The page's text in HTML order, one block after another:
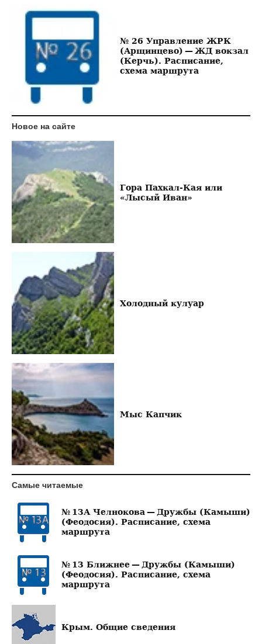
№ 26 Управление ЖРК
(Арщинцево) — ЖД вокзал
(Керчь). Расписание,
схема маршрута
Новое на сайте
Гора Пахкал-Кая или
«Лысый Иван»
Холодный кулуар
Мыс Капчик
Самые читаемые
№ 13А Челнокова — Дружбы (Камыши)
(Феодосия). Расписание, схема
маршрута
№ 13 Ближнее — Дружбы (Камыши)
(Феодосия). Расписание, схема
маршрута
Крым. Общие сведения